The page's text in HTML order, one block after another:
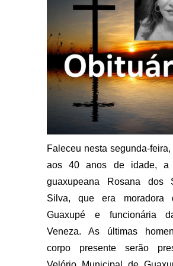
Faleceu nesta segunda-
aos 40 anos de idade, a
guaxupeana Rosana dos
Silva, que era moradora
Guaxupé e funcionária
Veneza. As últimas
corpo presente serão